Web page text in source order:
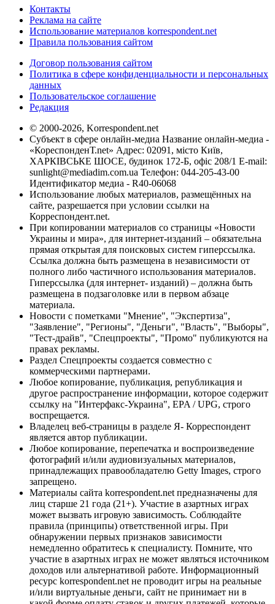
Контакты
Реклама на сайте
Использование материалов korrespondent.net
Правила пользования сайтом
Договор пользования сайтом
Политика в сфере конфиденциальности и персональных
данных
Пользовательское соглашение
Редакция
© 2000-2026, Korrespondent.net
Субъект в сфере онлайн-медиа Название онлайн-медиа -
«КореспонденТ.net» Адрес: 02091, місто Київ,
ХАРКІВСЬКЕ ШОСЕ, будинок 172-Б, офіс 208/1 E-mail:
sunlight@mediadim.com.ua Телефон: 044-205-43-00
Идентификатор медиа - R40-06068
Использование любых материалов, размещённых на
сайте, разрешается при условии ссылки на
Корреспондент.net.
При копировании материалов со страницы «Новости
Украины и мира», для интернет-изданий – обязательна
прямая открытая для поисковых систем гиперссылка.
Ссылка должна быть размещена в независимости от
полного либо частичного использования материалов.
Гиперссылка (для интернет- изданий) – должна быть
размещена в подзаголовке или в первом абзаце
материала.
Новости с пометками "Мнение", "Экспертиза",
"Заявление", "Регионы", "Деньги", "Власть", "Выборы",
"Тест-драйв", "Спецпроекты", "Промо" публикуются на
правах рекламы.
Раздел Спецпроекты создается совместно с
коммерческими партнерами.
Любое копирование, публикация, републикация и
другое распространение информации, которое содержит
ссылку на "Интерфакс-Украина", EPA / UPG, строго
воспрещается.
Владелец веб-страницы в разделе Я- Корреспондент
является автор публикации.
Любое копирование, перепечатка и воспроизведение
фотографий и/или аудиовизуальных материалов,
принадлежащих правообладателю Getty Images, строго
запрещено.
Материалы сайта korrespondent.net предназначены для
лиц старше 21 года (21+). Участие в азартных играх
может вызвать игровую зависимость. Соблюдайте
правила (принципы) ответственной игры. При
обнаружении первых признаков зависимости
немедленно обратитесь к специалисту. Помните, что
участие в азартных играх не может являться источником
доходов или альтернативой работе. Информационный
ресурс korrespondent.net не проводит игры на реальные
и/или виртуальные деньги, сайт не принимает ни в